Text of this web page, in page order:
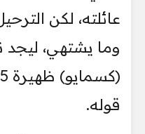
عائلته، لكن
وما يشتهي،
قوله.